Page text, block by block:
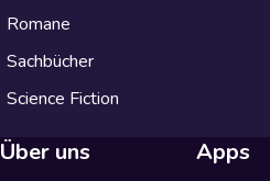
Romane
Sachbücher
Science Fiction
Über uns Apps